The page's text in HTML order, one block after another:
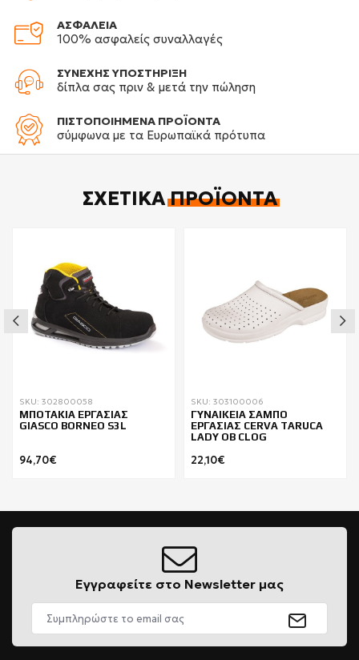
ΑΣΦΑΛΕΙΑ
100% ασφαλείς συναλλαγές
ΣΥΝΕΧΗΣ ΥΠΟΣΤΗΡΙΞΗ
δίπλα σας πριν & μετά την πώληση
ΠΙΣΤΟΠΟΙΗΜΕΝΑ ΠΡΟΪΟΝΤΑ
σύμφωνα με τα Ευρωπαϊκά πρότυπα
ΣΧΕΤΙΚΆΠΡΟΪΌΝΤΑ
SKU: 302800058
ΜΠΟΤΑΚΙΑ ΕΡΓΑΣΙΑΣ
GIASCO BORNEO S3L
94,70€
SKU: 303100006
ΓΥΝΑΙΚΕΙΑ ΣΑΜΠΟ
ΕΡΓΑΣΙΑΣ CERVA TARUCA
LADY ΟΒ CLOG
22,10€
Εγγραφείτε στο Newsletter μας